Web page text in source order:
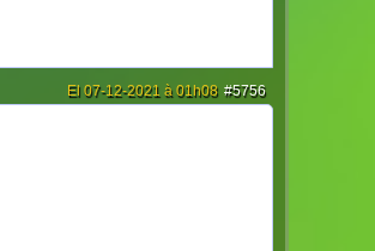
#5756
El 07-12-2021 à 01h08